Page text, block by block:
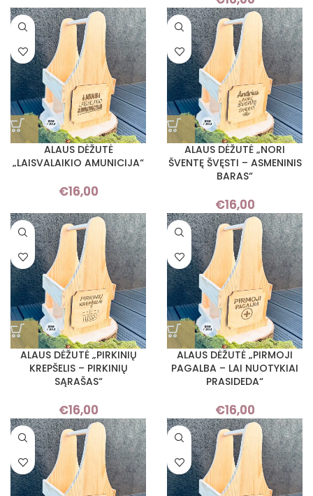
ALAUS DĖŽUTĖ
„LAISVALAIKIO AMUNICIJA“
€16,00
ALAUS DĖŽUTĖ „NORI
ŠVENTĘ ŠVĘSTI – ASMENINIS
BARAS“
€16,00
ALAUS DĖŽUTĖ „PIRKINIŲ
KREPŠELIS – PIRKINIŲ
SĄRAŠAS“
€16,00
ALAUS DĖŽUTĖ „PIRMOJI
PAGALBA – LAI NUOTYKIAI
PRASIDEDA“
€16,00